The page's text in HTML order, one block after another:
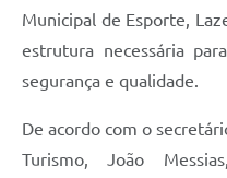
Municipal de Esporte,
estrutura necessária
segurança e qualidade.
De acordo com o
Turismo, João